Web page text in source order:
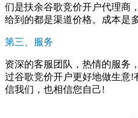
们是扶余谷歌竞价开户代理商
给到的都是渠道价格。成本是
第三、服务
资深的客服团队，热情的服务
过谷歌竞价开户更好地做生意!
信我们，也相信您自己!